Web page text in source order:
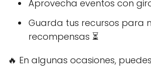
Aprovecha eventos con
Guarda tus recursos para
recompensas ⏳
🔥 En algunas ocasiones,